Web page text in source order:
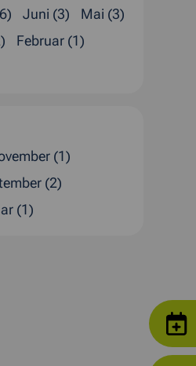
Juni (3)
Mai (3)
Februar (1)
(1)
(2)
(1)